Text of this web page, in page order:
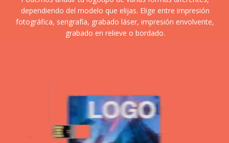
dependiendo del modelo que elijas. Elige entre impresión
fotográfica, serigrafía, grabado láser, impresión envolvente,
grabado en relieve o bordado.